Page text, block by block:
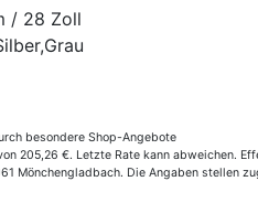
/ 28 Zoll
besondere Shop-Angebote
€. Letzte Rate kann abweichen.
Mönchengladbach. Die Angaben stellen